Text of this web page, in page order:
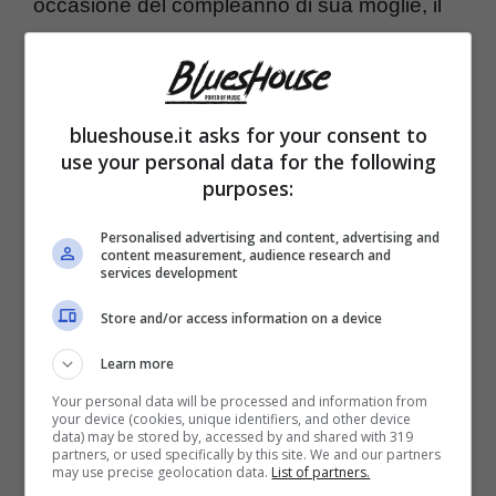
occasione del compleanno di sua moglie, il
accontentarsi ma di voler mostrare a tutti noi
tutto l’amore che lo unisce alla donna e
madre di sua figlia.
Così, con un messaggio che ha senza
dubbio commosso e fatto sciogliere il cuore
di tutti noi, Luca Argentero decide di fare
degli auguri pubblici e soprattutto molto
sentiti a sua moglie. O, come la chiama lui
all’interno dello stesso post,la sua “Pully”.
“Impegnato a dirti che ti amo in ogni angolo
blueshouse.it asks for your consent to
use your personal data for the following
purposes:
Personalised advertising and content, advertising and
content measurement, audience research and
services development
Store and/or access information on a device
Learn more
Your personal data will be processed and information from
your device (cookies, unique identifiers, and other device
data) may be stored by, accessed by and shared with 319
partners, or used specifically by this site. We and our partners
may use precise geolocation data. List of partners.